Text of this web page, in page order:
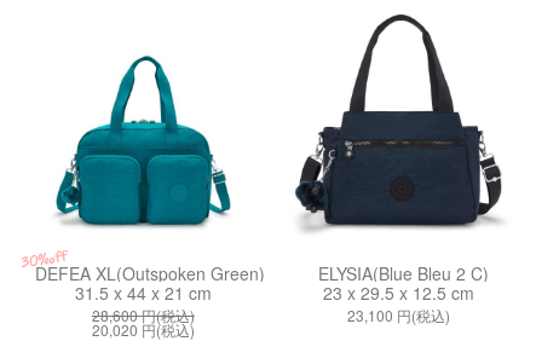
30%off
DEFEA XL(Outspoken Green)
31.5 x 44 x 21 cm
28,600円(税込)
20,020 円(税込)
ELYSIA(Blue Bleu 2 C)
23 x 29.5 x 12.5 cm
23,100 円(税込)